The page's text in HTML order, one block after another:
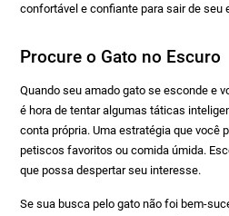
confortável e confiante para sair de seu
Procure o Gato no Escuro
Quando seu amado gato se esconde e
é hora de tentar algumas táticas
conta própria. Uma estratégia que você
petiscos favoritos ou comida úmida.
que possa despertar seu interesse.
Se sua busca pelo gato não foi bem-